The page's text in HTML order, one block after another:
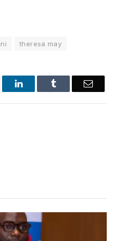
theresa may
LinkedInTumblr Email